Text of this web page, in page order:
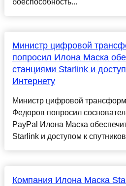
боеспособность...
Министр цифровой
попросил Илона Маска
станциями Starlink и
Интернету
Министр цифровой
Федоров попросил
PayPal Илона Маска
Starlink и доступом к
Компания Илона Маска